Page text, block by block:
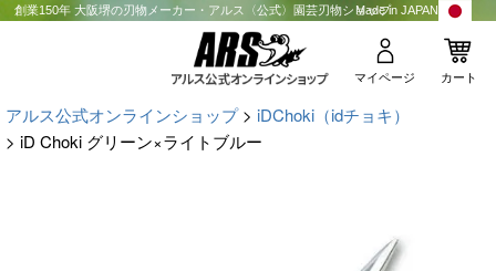
創業150年 大阪堺の刃物メーカー・アルス〈公式〉園芸刃物ショップMade in JAPAN
マイページ カート
アルス公式オンラインショップ
iDChoki（idチョキ）
iD Choki グリーン×ライトブルー